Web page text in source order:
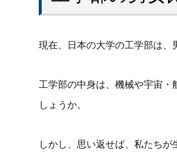
現在、日本の大学の工学部は、
工学部の中身は、機械や宇宙
しょうか。
しかし、思い返せば、私たち